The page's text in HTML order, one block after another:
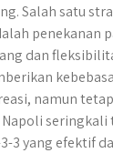
Salah satu
penekanan
dan
namun
3 yang efektif